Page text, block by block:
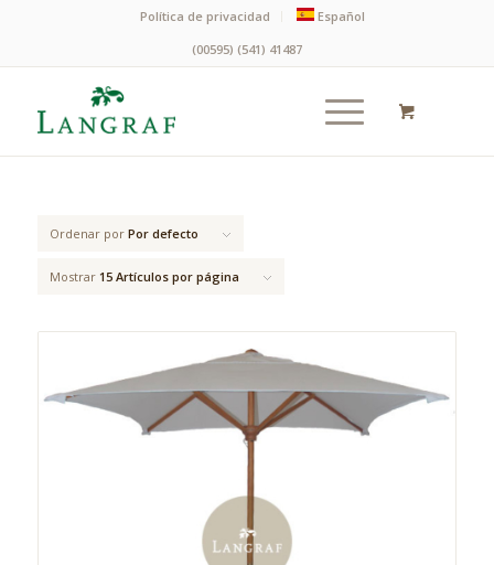
Política de privacidad
Español
(00595) (541) 41487
Ordenar por Por defecto
Mostrar 15 Artículos por página